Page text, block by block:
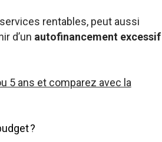
rentables, peut aussi
d’un autofinancement excessif
5 ans et comparez avec la
?